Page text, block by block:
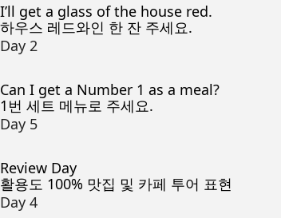
I’ll get a glass of the house red.
하우스 레드와인 한 잔 주세요.
Day 2
Can I get a Number 1 as a meal?
1번 세트 메뉴로 주세요.
Day 5
Review Day
활용도 100% 맛집 및 카페 투어 표현
Day 4